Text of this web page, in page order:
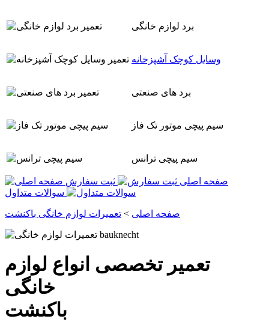
برد لوازم خانگی
وسایل کوچک آشپزخانه
برد های صنعتی
سیم پیچی موتور تک فاز
سیم پیچی ترانس
صفحه اصلی
ثبت سفارش
سوالات متداول
صفحه اصلی > تعمیرات لوازم خانگی باکنشت
تعمیر تخصصی انواع لوازم
خانگی
باکنشت